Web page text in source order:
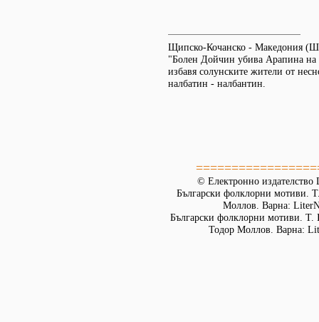
Щипско-Кочанско - Македония
"Болен Дойчин убива Арапина на
избавя солунските жители от
налбатин - налбантин.
© Електронно издателство
Български фолклорни мотиви.
Моллов. Варна:
Български фолклорни мотиви.
Тодор Моллов. Варна: